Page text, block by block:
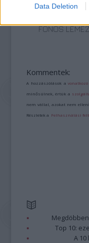
Data Deletion
FONÓS
Kommentek:
A hozzászólások a
minősülnek, értük a
nem vállal, azokat nem
Részletek a Felhasználási
Top 10:
A